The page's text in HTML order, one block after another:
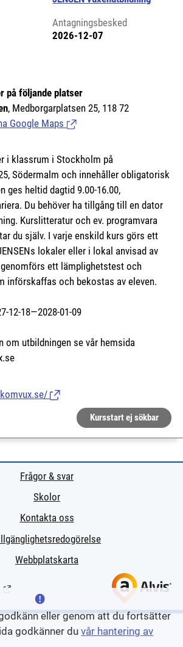
Antagningsbesked
2026-12-07
på följande platser
, Medborgarplatsen 25, 118 72
Google Maps (Länk till extern sida.)
i klassrum i Stockholm på
Södermalm och innehåller obligatorisk
ges heltid dagtid 9.00-16.00,
Du behöver ha tillgång till en dator
Kurslitteratur och ev. programvara
du själv. I varje enskild kurs görs ett
lokaler eller i lokal anvisad av
genomförs ett lämplighetstest och
införskaffas och bekostas av eleven.
12-18—2028-01-09
om utbildningen se vår hemsida
(Länk till extern sida.)
Kursstart ej sökbar
Frågor & svar
Skolor
Kontakta oss
Webbplatskarta
(Länk till extern sida.)
eller genom att du fortsätter
godkänner duvår hantering av